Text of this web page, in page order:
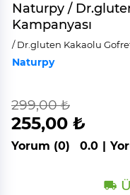
Naturpy /
Kampanyası
/ Dr.gluten Kakaolu
Naturpy
%15
indirim
299,00 ₺
255,00 ₺
Yorum (0) 0.0 |